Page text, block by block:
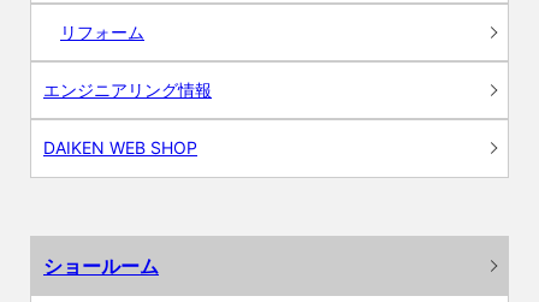
リフォーム
エンジニアリング情報
DAIKEN WEB SHOP
ショールーム